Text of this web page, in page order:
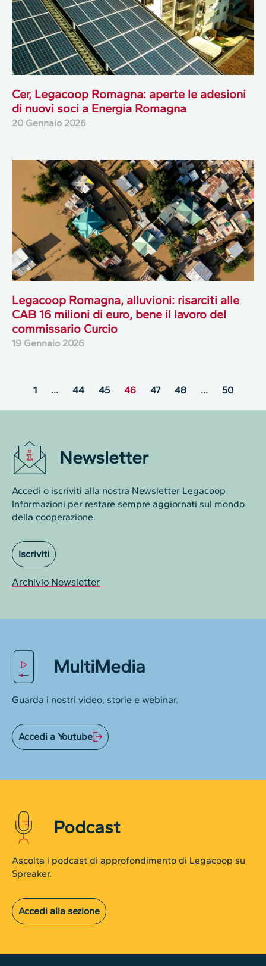
Cer, Legacoop Romagna: aperte le adesioni
di nuovi soci a Energia Romagna
20 Gennaio 2026
Legacoop Romagna, alluvioni: risarciti alle
CAB 16 milioni di euro, bene il lavoro del
commissario Curcio
19 Gennaio 2026
1 … 44 45 46 47 48 … 50
Newsletter
Accedi o iscriviti alla nostra Newsletter Legacoop
Informazioni per restare sempre aggiornati sul mondo
della cooperazione.
Iscriviti
Archivio Newsletter
MultiMedia
Guarda i nostri video, storie e webinar.
Accedi a Youtube
Podcast
Ascolta i podcast di approfondimento di Legacoop su
Spreaker.
Accedi alla sezione